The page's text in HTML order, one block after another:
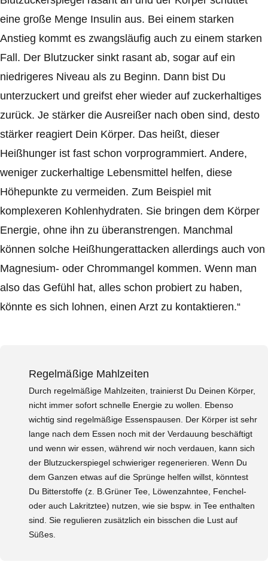
eine große Menge Insulin aus. Bei einem starken
Anstieg kommt es zwangsläufig auch zu einem starken
Fall. Der Blutzucker sinkt rasant ab, sogar auf ein
niedrigeres Niveau als zu Beginn. Dann bist Du
unterzuckert und greifst eher wieder auf zuckerhaltiges
zurück. Je stärker die Ausreißer nach oben sind, desto
stärker reagiert Dein Körper. Das heißt, dieser
Heißhunger ist fast schon vorprogrammiert. Andere,
weniger zuckerhaltige Lebensmittel helfen, diese
Höhepunkte zu vermeiden. Zum Beispiel mit
komplexeren Kohlenhydraten. Sie bringen dem Körper
Energie, ohne ihn zu überanstrengen. Manchmal
können solche Heißhungerattacken allerdings auch von
Magnesium- oder Chrommangel kommen. Wenn man
also das Gefühl hat, alles schon probiert zu haben,
könnte es sich lohnen, einen Arzt zu kontaktieren.“
Regelmäßige Mahlzeiten
Durch regelmäßige Mahlzeiten, trainierst Du Deinen Körper,
nicht immer sofort schnelle Energie zu wollen. Ebenso
wichtig sind regelmäßige Essenspausen. Der Körper ist sehr
lange nach dem Essen noch mit der Verdauung beschäftigt
und wenn wir essen, während wir noch verdauen, kann sich
der Blutzuckerspiegel schwieriger regenerieren. Wenn Du
dem Ganzen etwas auf die Sprünge helfen willst, könntest
Du Bitterstoffe (z. B.Grüner Tee, Löwenzahntee, Fenchel-
oder auch Lakritztee) nutzen, wie sie bspw. in Tee enthalten
sind. Sie regulieren zusätzlich ein bisschen die Lust auf
Süßes.